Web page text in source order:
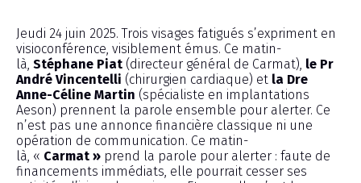
Jeudi 24 juin 2025. Trois visages fatigués s’expriment en
visioconférence, visiblement émus. Ce matin-
là, Stéphane Piat (directeur général de Carmat), le Pr
André Vincentelli (chirurgien cardiaque) et la Dre
Anne-Céline Martin (spécialiste en implantations
Aeson) prennent la parole ensemble pour alerter. Ce
n’est pas une annonce financière classique ni une
opération de communication. Ce matin-
là, « Carmat » prend la parole pour alerter : faute de
financements immédiats, elle pourrait cesser ses